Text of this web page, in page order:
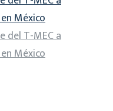
México
del T-MEC a
México